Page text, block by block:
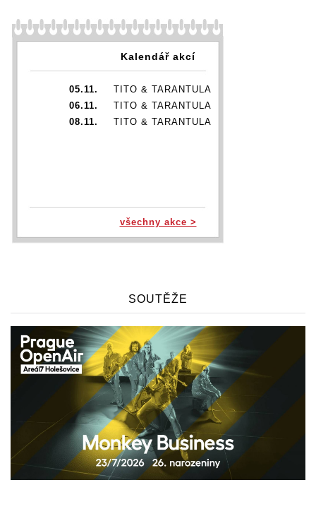
Kalendář akcí
05.11.
TITO & TARANTULA
06.11.
TITO & TARANTULA
08.11.
TITO & TARANTULA
všechny akce >
SOUTĚŽE